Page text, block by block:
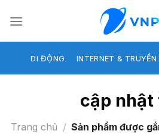
DI ĐỘNG INTERNET & TRUYỀN
cập
Trang chủ / Sản phẩm được